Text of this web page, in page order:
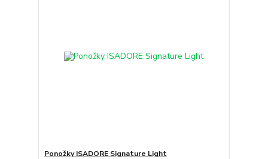
Ponožky ISADORE Signature Light